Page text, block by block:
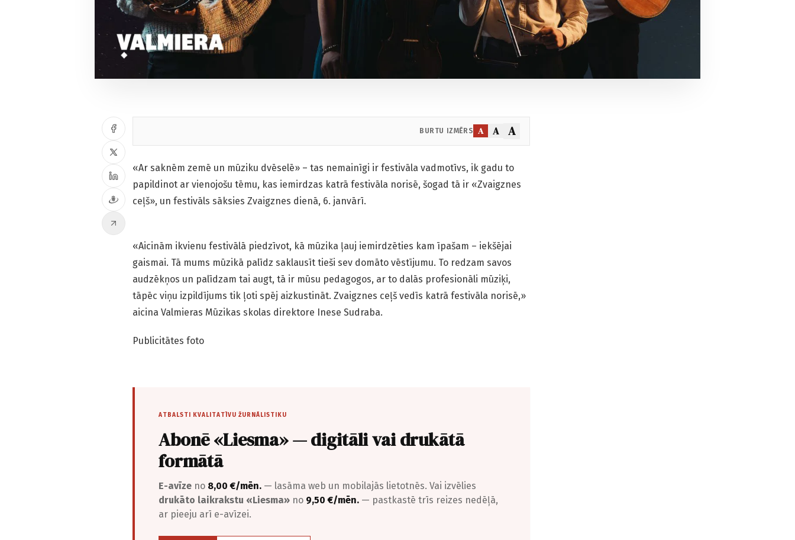
BURTU IZMĒRS A A A
«Ar saknēm zemē un mūziku dvēselē» – tas nemainīgi ir festivāla vadmotīvs, ik gadu to
papildinot ar vienojošu tēmu, kas iemirdzas katrā festivāla norisē, šogad tā ir «Zvaigznes
ceļš», un festivāls sāksies Zvaigznes dienā, 6. janvārī.
«Aicinām ikvienu festivālā piedzīvot, kā mūzika ļauj iemirdzēties kam īpašam – iekšējai
gaismai. Tā mums mūzikā palīdz saklausīt tieši sev domāto vēstījumu. To redzam savos
audzēkņos un palīdzam tai augt, tā ir mūsu pedagogos, ar to dalās profesionāli mūziķi,
tāpēc viņu izpildījums tik ļoti spēj aizkustināt. Zvaigznes ceļš vedīs katrā festivāla norisē,»
aicina Valmieras Mūzikas skolas direktore Inese Sudraba.
Publicitātes foto
ATBALSTI KVALITATĪVU ŽURNĀLISTIKU
Abonē «Liesma» — digitāli vai drukātā
formātā
E-avīze no 8,00 €/mēn. — lasāma web un mobilajās lietotnēs. Vai izvēlies
drukāto laikrakstu «Liesma» no 9,50 €/mēn. — pastkastē trīs reizes nedēļā,
ar pieeju arī e-avīzei.